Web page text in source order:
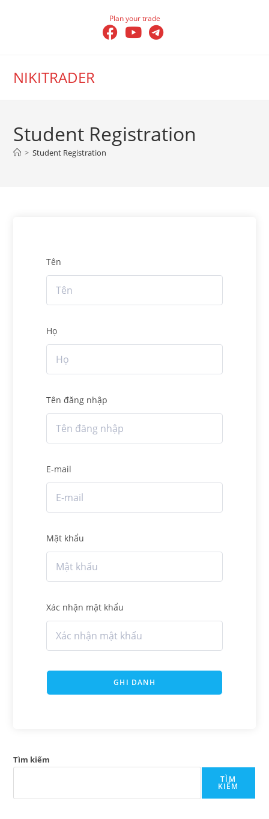
Plan your trade
NIKITRADER
Student Registration
> Student Registration
Tên
Họ
Tên đăng nhập
E-mail
Mật khẩu
Xác nhận mật khẩu
GHI DANH
Tìm kiếm
TÌM
KIẾM